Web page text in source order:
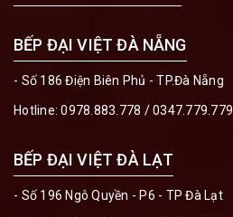
BẾP ĐẠI VIỆT ĐÀ NẴNG
- Số 186 Điện Biên Phủ - TP.Đà Nẵng
Hotline:0978.883.778 /0347.779.779
BẾP ĐẠI VIỆT ĐÀ LẠT
- Số 196 Ngô Quyền - P6 - TP Đà Lạt